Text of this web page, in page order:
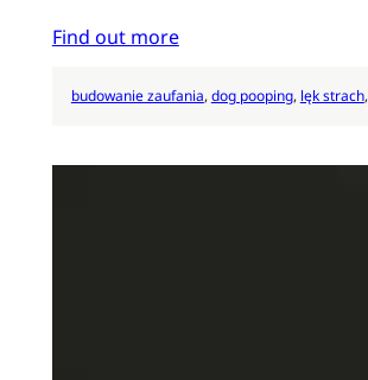
Find out more
budowanie zaufania, dog pooping, lęk strach,